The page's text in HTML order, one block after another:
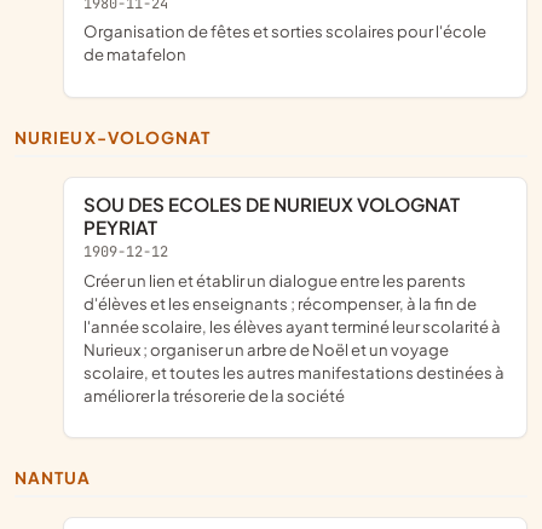
organisation de fêtes et sorties scolaires pour l'école
de matafelon
NURIEUX-VOLOGNAT
SOU DES ECOLES DE NURIEUX VOLOGNAT
PEYRIAT
1909-12-12
créer un lien et établir un dialogue entre les parents
d'élèves et les enseignants ; récompenser, à la fin de
l'année scolaire, les élèves ayant terminé leur scolarité à
Nurieux ; organiser un arbre de Noël et un voyage
scolaire, et toutes les autres manifestations destinées à
améliorer la trésorerie de la société
NANTUA